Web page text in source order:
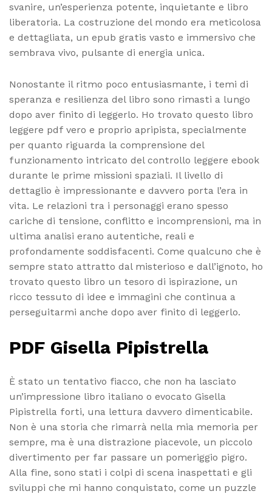
svanire, un’esperienza potente, inquietante e libro
liberatoria. La costruzione del mondo era meticolosa
e dettagliata, un epub gratis vasto e immersivo che
sembrava vivo, pulsante di energia unica.
Nonostante il ritmo poco entusiasmante, i temi di
speranza e resilienza del libro sono rimasti a lungo
dopo aver finito di leggerlo. Ho trovato questo libro
leggere pdf vero e proprio apripista, specialmente
per quanto riguarda la comprensione del
funzionamento intricato del controllo leggere ebook
durante le prime missioni spaziali. Il livello di
dettaglio è impressionante e davvero porta l’era in
vita. Le relazioni tra i personaggi erano spesso
cariche di tensione, conflitto e incomprensioni, ma in
ultima analisi erano autentiche, reali e
profondamente soddisfacenti. Come qualcuno che è
sempre stato attratto dal misterioso e dall’ignoto, ho
trovato questo libro un tesoro di ispirazione, un
ricco tessuto di idee e immagini che continua a
perseguitarmi anche dopo aver finito di leggerlo.
PDF Gisella Pipistrella
È stato un tentativo fiacco, che non ha lasciato
un’impressione libro italiano o evocato Gisella
Pipistrella forti, una lettura davvero dimenticabile.
Non è una storia che rimarrà nella mia memoria per
sempre, ma è una distrazione piacevole, un piccolo
divertimento per far passare un pomeriggio pigro.
Alla fine, sono stati i colpi di scena inaspettati e gli
sviluppi che mi hanno conquistato, come un puzzle